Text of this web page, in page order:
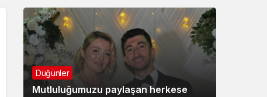
Düğünler
Mutluluğumuzu paylaşan herkese